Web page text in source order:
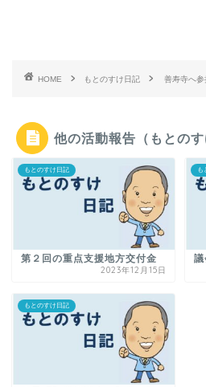
HOME もとのすけ日記 善寿寺へ参
他の活動報告（もとのす
もとのすけ日記
第２回の重点支援地方交付金
2023年12月15日
も
もとのすけ日記